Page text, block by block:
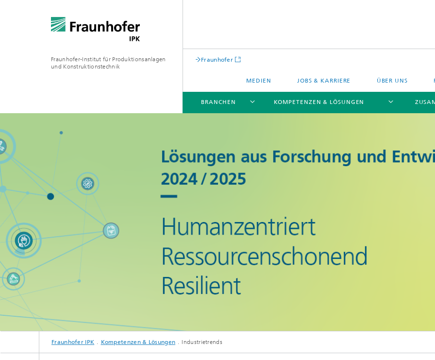
Fraunhofer-Institut für Produktionsanlagen
und Konstruktionstechnik
Fraunhofer
MEDIEN JOBS & KARRIERE ÜBER UNS
BRANCHEN KOMPETENZEN & LÖSUNGEN
Fraunhofer IPK Kompetenzen & Lösungen Industrietrends